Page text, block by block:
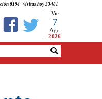
8194 - visitas hoy 33481
Vie
7
Ago
2026